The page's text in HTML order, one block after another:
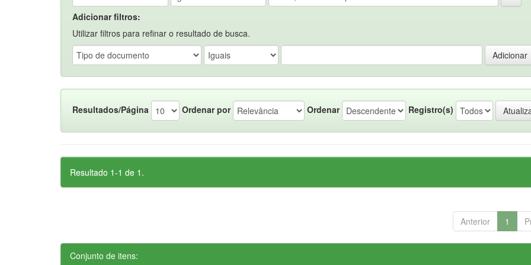
Adicionar filtros:
Utilizar filtros para refinar o resultado de busca.
Resultados/Página Ordenar por Ordenar Registro(s)
Resultado 1-1 de 1.
Anterior 1
Conjunto de itens: